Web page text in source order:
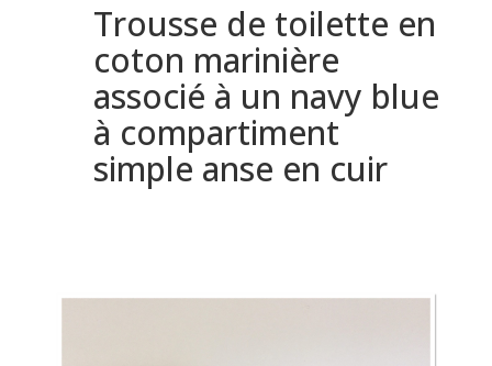
Trousse de toilette en
coton marinière
associé à un navy blue
à compartiment
simple anse en cuir